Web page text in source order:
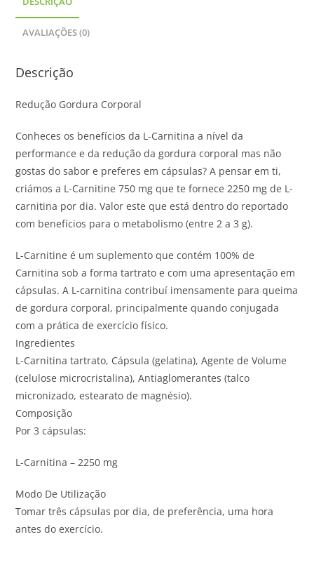
AVALIAÇÕES (0)
Descrição
Redução Gordura Corporal
Conheces os benefícios da L-Carnitina a nível da
performance e da redução da gordura corporal mas não
gostas do sabor e preferes em cápsulas? A pensar em ti,
criámos a L-Carnitine 750 mg que te fornece 2250 mg de L-
carnitina por dia. Valor este que está dentro do reportado
com benefícios para o metabolismo (entre 2 a 3 g).
L-Carnitine é um suplemento que contém 100% de
Carnitina sob a forma tartrato e com uma apresentação em
cápsulas. A L-carnitina contribuí imensamente para queima
de gordura corporal, principalmente quando conjugada
com a prática de exercício físico.
Ingredientes
L-Carnitina tartrato, Cápsula (gelatina), Agente de Volume
(celulose microcristalina), Antiaglomerantes (talco
micronizado, estearato de magnésio).
Composição
Por 3 cápsulas:
L-Carnitina – 2250 mg
Modo De Utilização
Tomar três cápsulas por dia, de preferência, uma hora
antes do exercício.